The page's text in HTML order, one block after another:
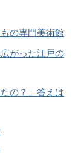
の専門美術館
がった江戸の
の？」答えは